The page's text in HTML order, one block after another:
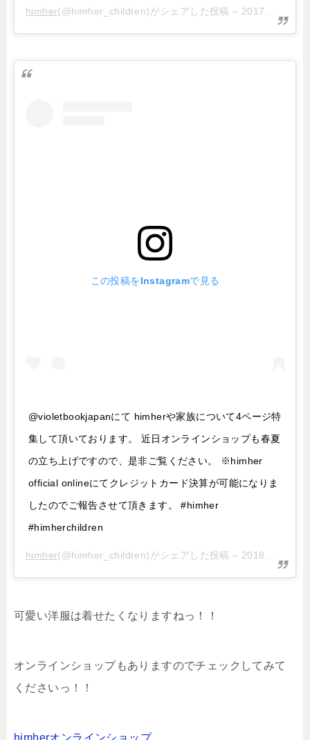
himher(@himher_children)がシェアした投稿 – 2017年 4月月22日午後8時58分PDT
この投稿をInstagramで見る
@violetbookjapanにて himherや家族について4ページ特
集して頂いております。 近日オンラインショップも春夏
の立ち上げですので、是非ご覧ください。 ※himher
official onlineにてクレジットカード決算が可能になりま
したのでご報告させて頂きます。 #himher
#himherchildren
himher(@himher_children)がシェアした投稿 – 2018年 4月月12日午前12時31分PDT
可愛い洋服は着せたくなりますねっ！！
オンラインショップもありますのでチェックしてみて
くださいっ！！
himherオンラインショップ